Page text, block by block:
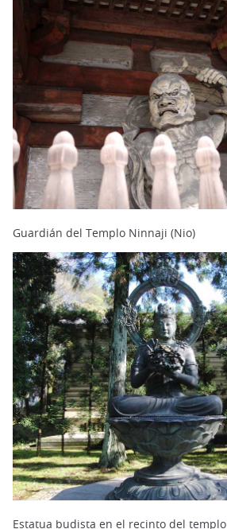
Guardián del Templo Ninnaji (Nio)
Estatua budista en el recinto del templo